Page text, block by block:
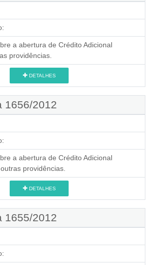
a abertura de Crédito Adicional
providências.
DETALHES
1656/2012
a abertura de Crédito Adicional
providências.
DETALHES
1655/2012